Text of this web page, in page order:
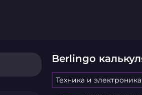
Berlingo
Техника и электроника